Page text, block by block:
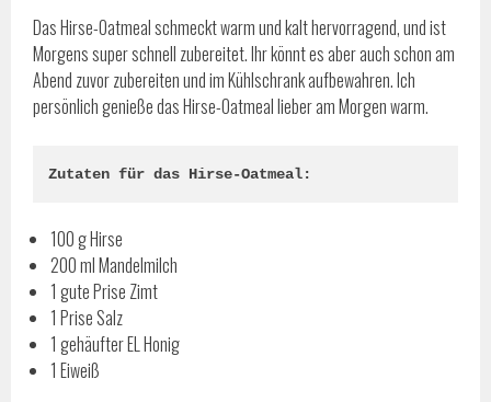
Das Hirse-Oatmeal schmeckt warm und kalt hervorragend, und ist
Morgens super schnell zubereitet. Ihr könnt es aber auch schon am
Abend zuvor zubereiten und im Kühlschrank aufbewahren. Ich
persönlich genieße das Hirse-Oatmeal lieber am Morgen warm.
Zutaten für das Hirse-Oatmeal:
100 g Hirse
200 ml Mandelmilch
1 gute Prise Zimt
1 Prise Salz
1 gehäufter EL Honig
1 Eiweiß